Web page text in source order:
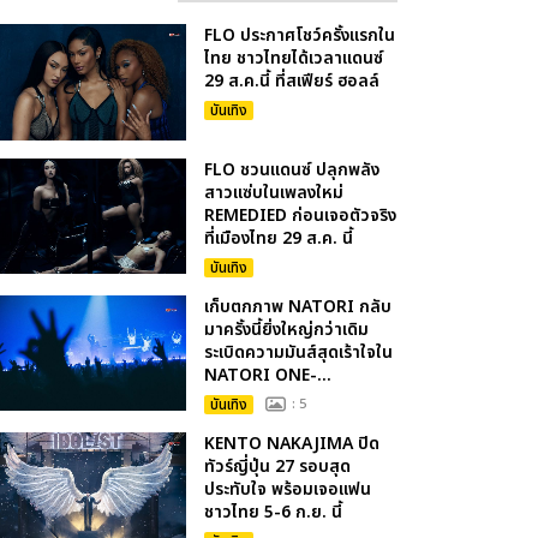
FLO ประกาศโชว์ครั้งแรกใน
ไทย ชาวไทยได้เวลาแดนซ์
29 ส.ค.นี้ ที่สเฟียร์ ฮอลล์
บันเทิง
FLO ชวนแดนซ์ ปลุกพลัง
สาวแซ่บในเพลงใหม่
REMEDIED ก่อนเจอตัวจริง
ที่เมืองไทย 29 ส.ค. นี้
บันเทิง
เก็บตกภาพ NATORI กลับ
มาครั้งนี้ยิ่งใหญ่กว่าเดิม
ระเบิดความมันส์สุดเร้าใจใน
NATORI ONE-...
บันเทิง : 5
KENTO NAKAJIMA ปิด
ทัวร์ญี่ปุ่น 27 รอบสุด
ประทับใจ พร้อมเจอแฟน
ชาวไทย 5-6 ก.ย. นี้